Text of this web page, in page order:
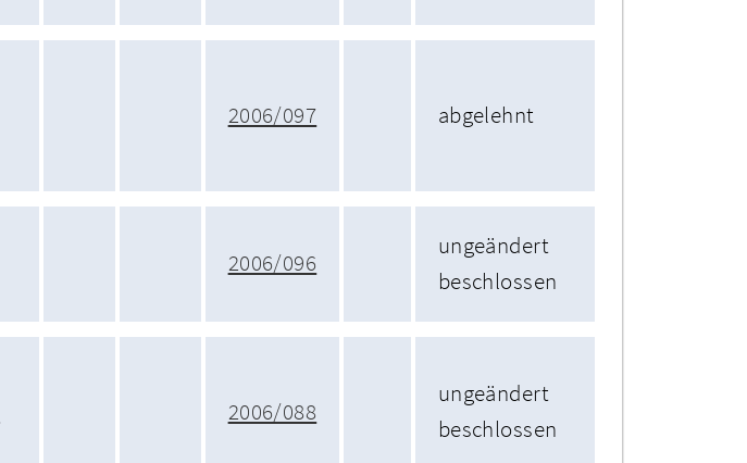
2006/097 abgelehnt
2006/096
ungeändert
beschlossen
2006/088
ungeändert
beschlossen